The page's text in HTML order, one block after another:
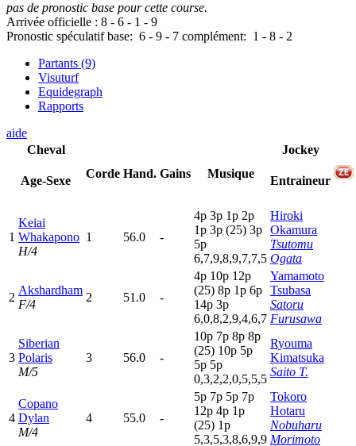
pas de pronostic base pour cette course.
Arrivée officielle : 8 - 6 - 1 - 9
Pronostic spéculatif base: 6 - 9 - 7 complément: 1 - 8 - 2
Partants (9)
Visuturf
Equidegraph
Rapports
aide
Cheval
Age-Sexe
Corde Hand. Gains Musique
Jockey
Entraineur
1
Keiai
Whakapono
H/4
1 56.0 -
4p 3p 1p 2p
1p 3p (25) 3p
5p
6,7,9,8,9,7,7,5
Hiroki
Okamura
Tsutomu
Ogata
2
Akshardham
F/4
2 51.0 -
4p 10p 12p
(25) 8p 1p 6p
14p 3p
6,0,8,2,9,4,6,7
Yamamoto
Tsubasa
Satoru
Furusawa
3
Siberian
Polaris
M/5
3 56.0 -
10p 7p 8p 8p
(25) 10p 5p
5p 5p
0,3,2,2,0,5,5,5
Ryouma
Kimatsuka
Saito T.
4
Copano
Dylan
M/4
4 55.0 -
5p 7p 5p 7p
12p 4p 1p
(25) 1p
5,3,5,3,8,6,9,9
Tokoro
Hotaru
Nobuharu
Morimoto